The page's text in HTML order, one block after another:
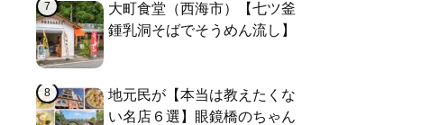
大町食堂（西海市）【七ツ釜
鍾乳洞そばでそうめん流し】
地元民が【本当は教えたくな
い名店６選】眼鏡橋のちゃん